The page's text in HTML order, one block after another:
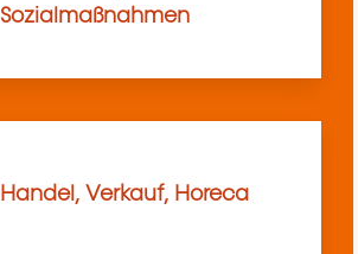
Sozialmaßnahmen
Handel, Verkauf, Horeca